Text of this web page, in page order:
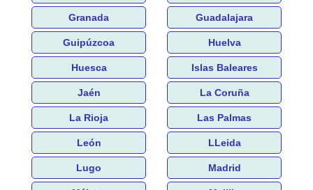
Granada Guadalajara
Guipúzcoa Huelva
Huesca Islas Baleares
Jaén La Coruña
La Rioja Las Palmas
León LLeida
Lugo Madrid